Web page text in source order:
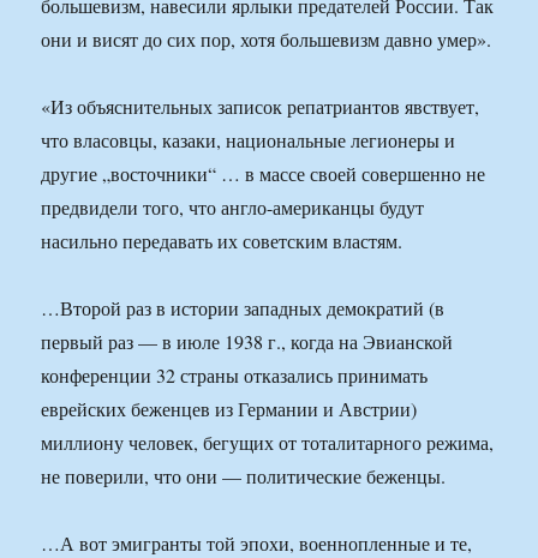
большевизм, навесили ярлыки предателей России. Так
они и висят до сих пор, хотя большевизм давно умер».
«Из объяснительных записок репатриантов явствует,
что власовцы, казаки, национальные легионеры и
другие „восточники“ … в массе своей совершенно не
предвидели того, что англо-американцы будут
насильно передавать их советским властям.
…Второй раз в истории западных демократий (в
первый раз — в июле 1938 г., когда на Эвианской
конференции 32 страны отказались принимать
еврейских беженцев из Германии и Австрии)
миллиону человек, бегущих от тоталитарного режима,
не поверили, что они — политические беженцы.
…А вот эмигранты той эпохи, военнопленные и те,